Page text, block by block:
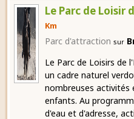
Le Parc de Loisir
Km
Parc d'attraction sur
Le Parc de Loisirs de
un cadre naturel
nombreuses
enfants. Au
d'eau et d'adresse,